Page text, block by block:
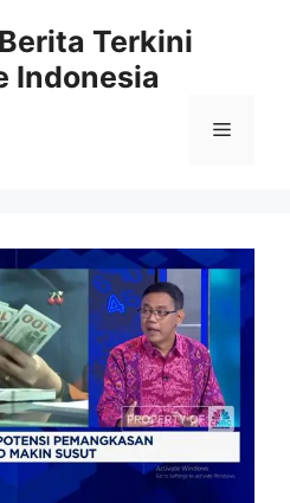
Terkini
Indonesia
Menu